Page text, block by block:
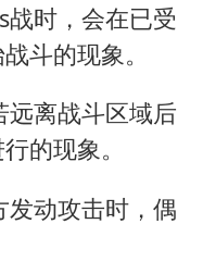
时，会在已受
斗的现象。
远离战斗区域后
的现象。
发动攻击时，偶